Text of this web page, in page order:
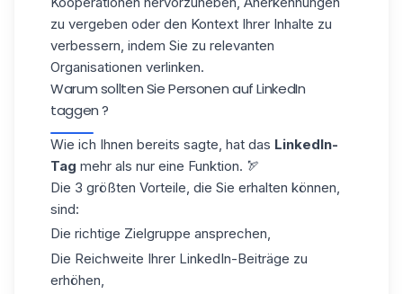
zu vergeben oder den Kontext Ihrer Inhalte zu
verbessern, indem Sie zu relevanten
Organisationen verlinken.
Warum sollten Sie Personen auf LinkedIn
taggen ?
Wie ich Ihnen bereits sagte, hat das LinkedIn-
Tag mehr als nur eine Funktion. 🏹
Die 3 größten Vorteile, die Sie erhalten können,
sind:
Die richtige Zielgruppe ansprechen,
Die Reichweite Ihrer LinkedIn-Beiträge zu
erhöhen,